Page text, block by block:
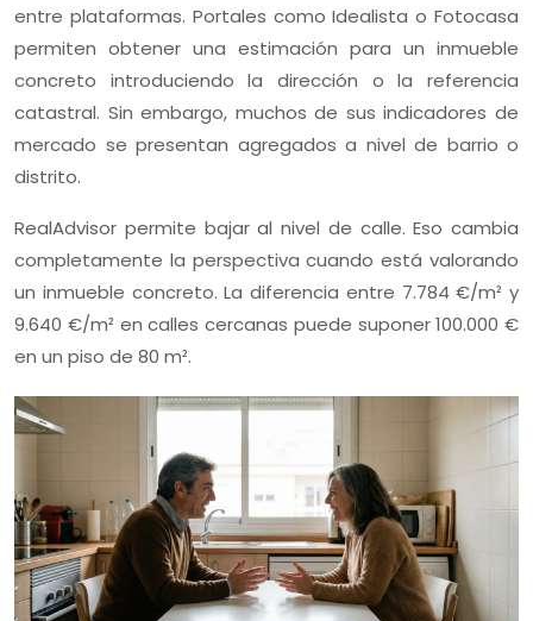
entre plataformas. Portales comoIdealistaoFotocasa
permiten obtener una estimación para un inmueble
concreto introduciendoladirección olareferencia
catastral. Sinembargo, muchosde susindicadoresde
mercado se presentan agregados a nivel de barrio o
distrito.
RealAdvisor permite bajar al nivel de calle. Eso cambia
completamente la perspectiva cuando está valorando
un inmueble concreto. La diferencia entre 7.784 €/m² y
9.640 €/m² en calles cercanas puede suponer 100.000 €
en un piso de 80 m².